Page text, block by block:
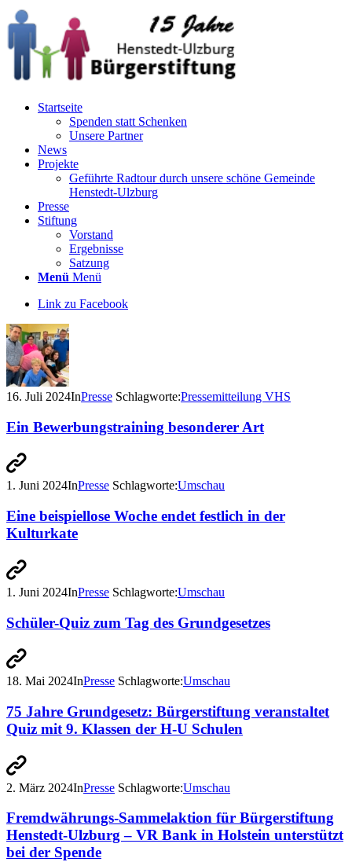
Startseite
Spenden statt Schenken
Unsere Partner
News
Projekte
Geführte Radtour durch unsere schöne Gemeinde
Henstedt-Ulzburg
Presse
Stiftung
Vorstand
Ergebnisse
Satzung
Menü Menü
Link zu Facebook
16. Juli 2024InPresse Schlagworte:Pressemitteilung VHS
Ein Bewerbungstraining besonderer Art
1. Juni 2024InPresse Schlagworte:Umschau
Eine beispiellose Woche endet festlich in der
Kulturkate
1. Juni 2024InPresse Schlagworte:Umschau
Schüler-Quiz zum Tag des Grundgesetzes
18. Mai 2024InPresse Schlagworte:Umschau
75 Jahre Grundgesetz: Bürgerstiftung veranstaltet
Quiz mit 9. Klassen der H-U Schulen
2. März 2024InPresse Schlagworte:Umschau
Fremdwährungs-Sammelaktion für Bürgerstiftung
Henstedt-Ulzburg – VR Bank in Holstein unterstützt
bei der Spende